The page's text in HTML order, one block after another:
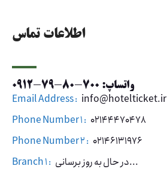
اطلاعات تماس
واتساپ: 700-80-79-0912
Email Address : info@hotelticket.ir
Phone Number 1 : 02144470478
Phone Number 2 : 02146131976
Branch 1 :
در حال به روز برسانی...